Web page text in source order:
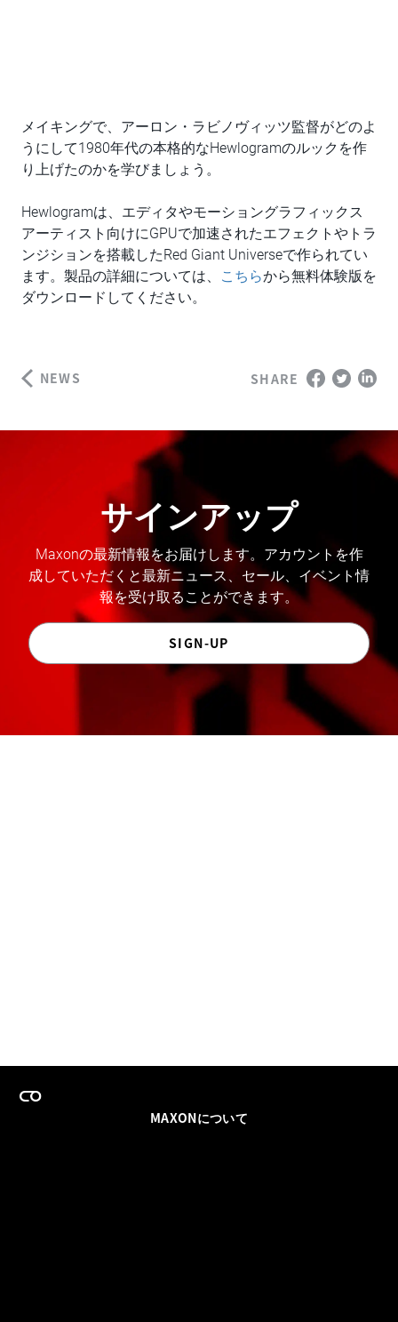
メイキングで、アーロン・ラビノヴィッツ監督がどのよ
うにして1980年代の本格的なHewlogramのルックを作
り上げたのかを学びましょう。
Hewlogramは、エディタやモーショングラフィックス
アーティスト向けにGPUで加速されたエフェクトやトラ
ンジションを搭載したRed Giant Universeで作られてい
ます。製品の詳細については、
こちらから無料体験版を
ダウンロードしてください。
NEWS SHARE
サインアップ
Maxonの最新情報をお届けします。アカウントを作
成していただくと最新ニュース、セール、イベント情
報を受け取ることができます。
SIGN-UP
MAXONについて